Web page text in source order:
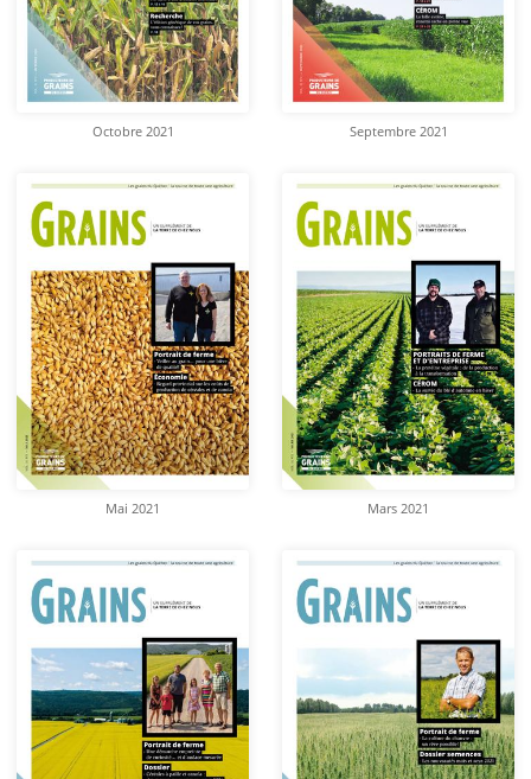
Octobre 2021 Septembre 2021
Mai 2021 Mars 2021